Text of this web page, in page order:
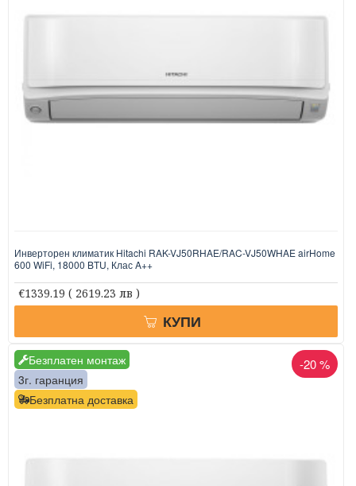
Инверторен климатик Hitachi RAK-VJ50RHAE/RAC-VJ50WHAE airHome
600 WiFi, 18000 BTU, Клас A++
€1339.19 ( 2619.23 лв )
КУПИ
Безплатен монтаж
Безплатна доставка
3г. гаранция
-20 %